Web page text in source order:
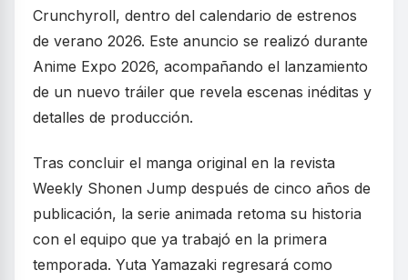
Crunchyroll, dentro del calendario de estrenos
de verano 2026. Este anuncio se realizó durante
Anime Expo 2026, acompañando el lanzamiento
de un nuevo tráiler que revela escenas inéditas y
detalles de producción.
Tras concluir el manga original en la revista
Weekly Shonen Jump después de cinco años de
publicación, la serie animada retoma su historia
con el equipo que ya trabajó en la primera
temporada. Yuta Yamazaki regresará como